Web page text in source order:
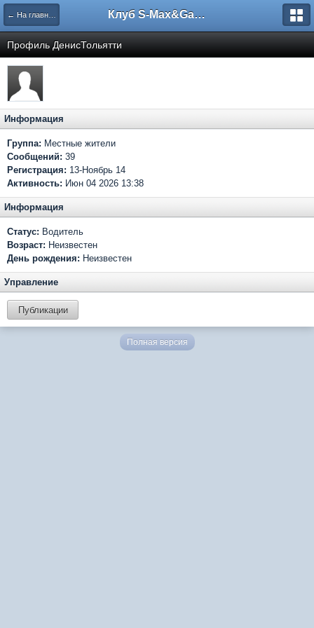
← На главную Клуб S-Max&Galaxy
Профиль ДенисТольятти
Информация
Группа: Местные жители
Сообщений: 39
Регистрация: 13-Ноябрь 14
Активность: Июн 04 2026 13:38
Информация
Статус: Водитель
Возраст: Неизвестен
День рождения: Неизвестен
Управление
Публикации
Полная версия